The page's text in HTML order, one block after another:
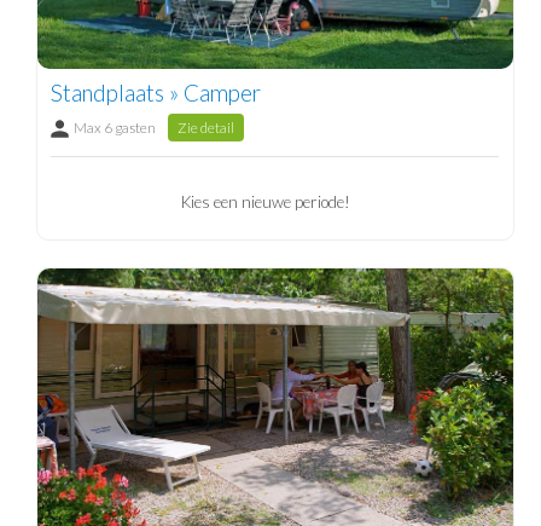
Standplaats » Camper
Max 6 gasten Zie detail
Kies een nieuwe periode!